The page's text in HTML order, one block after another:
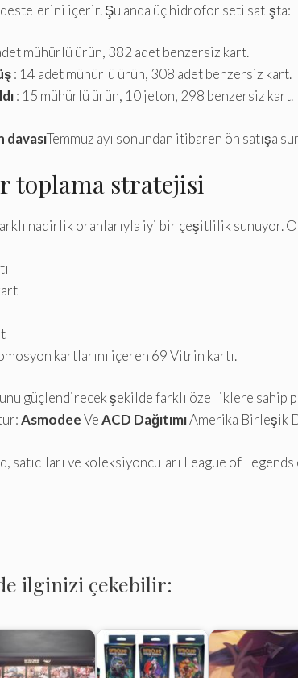
içerir. Şu anda üç hidrofor seti satışta:
mühürlü ürün, 382 adet benzersiz kart.
: 14 adet mühürlü ürün, 308 adet benzersiz kart.
: 15 mühürlü ürün, 10 jeton, 298 benzersiz kart.
davasıTemmuz ayı sonundan itibaren ön satışa
toplama stratejisi
nadirlik oranlarıyla iyi bir çeşitlilik sunuyor.
kartlarını içeren 69 Vitrin kartı.
güçlendirecek şekilde farklı özelliklere
AsmodeeVeACD DağıtımıAmerika Birleşik
satıcıları ve koleksiyoncuları League of
ilginizi çekebilir: